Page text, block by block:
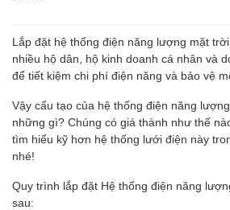
Lắp đặt hệ thống điện năng lượng mặt
nhiều hộ dân, hộ kinh doanh cá nhân và
để tiết kiệm chi phí điện năng và bảo vệ
Vậy cấu tạo của hệ thống điện năng
những gì? Chúng có giá thành như thế
tìm hiểu kỹ hơn hệ thống lưới điện này
nhé!
Quy trình lắp đặt Hệ thống điện năng
sau: